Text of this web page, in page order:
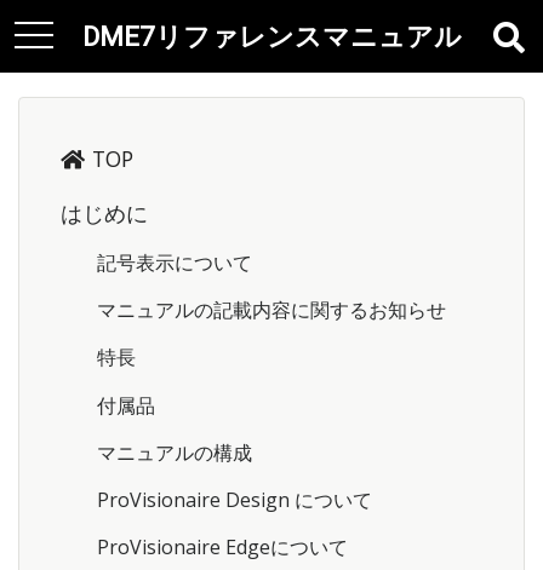
DME7リファレンスマニュアル
t
g
TOP
はじめに
記号表示について
マニュアルの記載内容に関するお知らせ
特長
付属品
マニュアルの構成
ProVisionaire Design について
ProVisionaire Edgeについて